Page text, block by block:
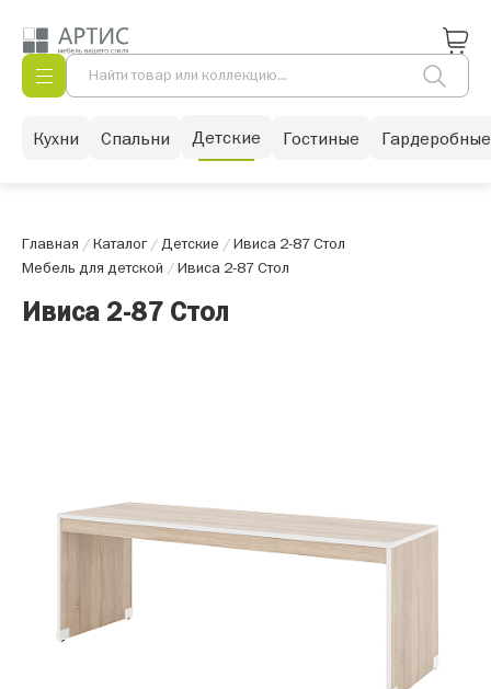
Кухни Спальни Детские Гостиные Гардеробные
Главная /Каталог/Детские /Ивиса 2-87 Стол
Мебель для детской /Ивиса 2-87 Стол
Ивиса 2-87 Стол